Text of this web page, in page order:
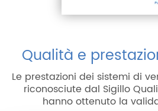
Qualità e
Le prestazioni dei sistemi di
riconosciute dal Sigillo
hanno ottenuto la